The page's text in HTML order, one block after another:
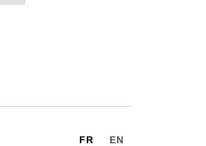
FR EN